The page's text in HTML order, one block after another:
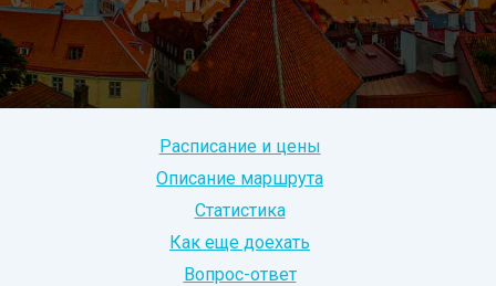
Расписание и цены
Описание маршрута
Статистика
Как еще доехать
Вопрос-ответ